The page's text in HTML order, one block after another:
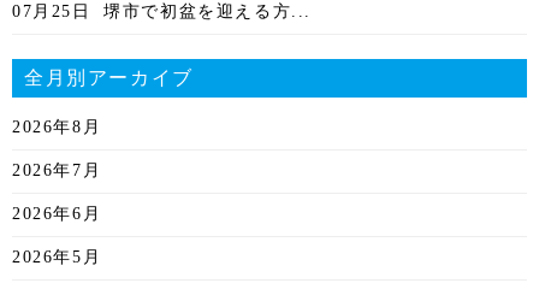
07月25日 堺市で初盆を迎える方...
全月別アーカイブ
2026年8月
2026年7月
2026年6月
2026年5月